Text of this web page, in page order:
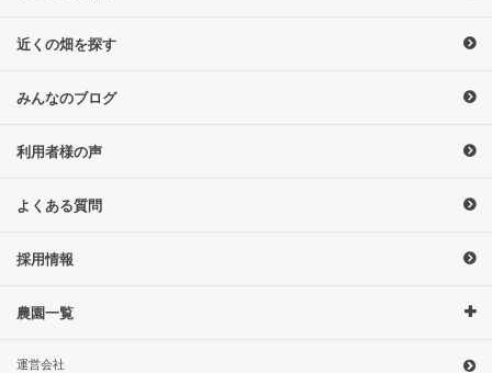
近くの畑を探す
みんなのブログ
利用者様の声
よくある質問
採用情報
農園一覧
運営会社